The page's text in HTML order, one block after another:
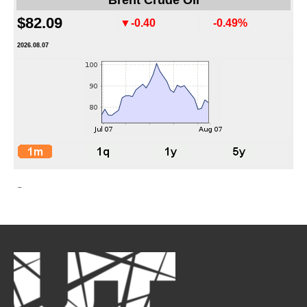
$82.09 ▼-0.40 -0.49%
2026.08.07
-